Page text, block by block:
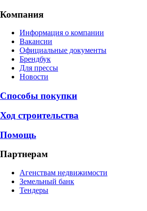
Компания
Информация о компании
Вакансии
Официальные документы
Брендбук
Для прессы
Новости
Способы покупки
Ход строительства
Помощь
Партнерам
Агенствам недвижимости
Земельный банк
Тендеры